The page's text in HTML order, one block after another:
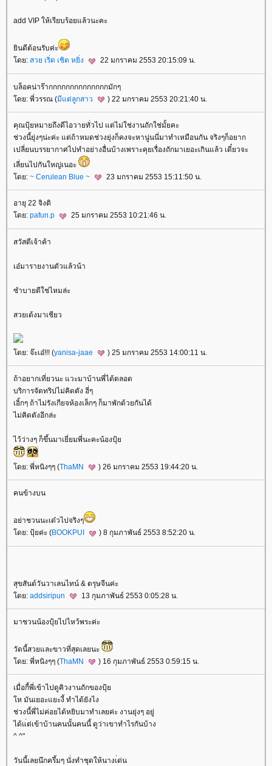
add VIP ให้เรียบร้อยแล้วนะคะ
ินดีต้อนรับค่ะ
ดย: สวย เริ่ด เชิด หยิ่ง 22 มกราคม 2553 20:15:09 น.
บล็อคน่าร๊ากกกกกกกกกกกกกกมักๆ
ดย: พี่วรรณ (มีแต่ลูกสาว ) 22 มกราคม 2553 20:21:40 น.
คุณปุ้ยหมายถึงดีไอวายทั่วไป แต่ไม่ใช่งานถักใช่มั้ยคะ
ช่วงนี้ยุ่งๆน่ะค่ะ แต่ถ้าหมดช่วงยุ่งก็คงจะหานู่นนี่มาทำเหมือนกัน จริงๆก็อยาก
เปลี่ยนบรรยากาศไปทำอย่างอื่นบ้างเพราะคุยเรื่องถักมาเยอะเกินแล้ว เดี๋ยวจะ
เลี่ยนไปกันใหญ่เนอะ
ดย: ~ Cerulean Blue ~ 23 มกราคม 2553 15:11:50 น.
อายุ 22 จิงดิ
ดย: pafun.p 25 มกราคม 2553 10:21:46 น.
สวัสดีเจ้าค้า
เอ๋มารายงานตัวแล้วน้า
ซำบายดีใช่ไหมล่ะ
สวยเด้งมาเชียว
ดย: จ๊ะเอ๋!!! (yanisa-jaae ) 25 มกราคม 2553 14:00:11 น.
ถ้าอยากเที่ยวนะ แวะมาบ้านพี่ได้ตลอด
บริการจัดทริปไม่คิดตัง ฮี่ๆ
เอิ้กๆ ถ้าไม่รังเกียจห้องเล็กๆ ก็มาพักด้วยกันได้
ไม่คิดตังอีกล่ะ
ไว้ว่างๆ ก็ขึ้นมาเยี่ยมพี่นะคะน้องปุ้
ดย: พี่หนิงๆๆ (ThaMN ) 26 มกราคม 2553 19:44:20 น.
คนข้างบน
อย่าชวนนะเด๋วไปจริงๆ
ดย: ปุ้ยค่ะ (BOOKPUI ) 8 กุมภาพันธ์ 2553 8:52:20 น.
สุขสันต์วันวาเลนไทน์ & ตรุษจีนค่ะ
ดย: addsiripun 13 กุมภาพันธ์ 2553 0:05:28 น.
มาชวนน้องปุ้ยไปไหว้พระค่ะ
วัดนี้สวยและขาวที่สุดเลยนะ
ดย: พี่หนิงๆๆ (ThaMN ) 16 กุมภาพันธ์ 2553 0:59:15 น.
เมื่อกี้พี่เข้าไปดูคิวงานถักของปุ้
ห มันเยอะแยะงี้ ทำได้ยังไง
ช่วงนี้พี่ไม่ค่อยได้หยิบมาทำเลยค่ะ งานยุ่งๆ อยู่
ได้แ่ต่เข้าบ้านคนนั้นคนนี้ ดูว่าเขาทำไรกันบ้าง
^ ^"
วันนี้เลยนึกครึ้มๆ นั่งทำชุดให้นางเ่ด่น